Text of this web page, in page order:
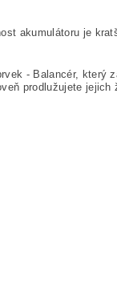
akumulátoru je
- Balancér, který
prodlužujete jejich